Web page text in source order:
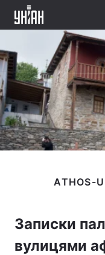
ATHOS-
Записки
вулицями